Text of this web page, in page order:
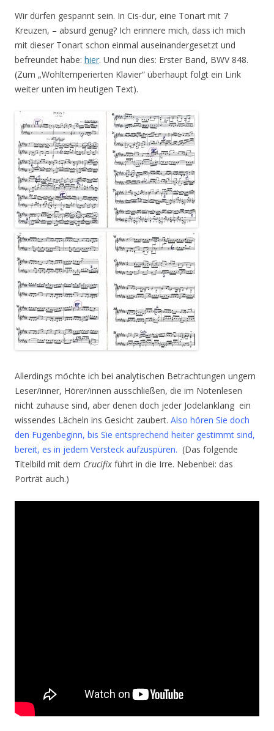
Wir dürfen gespannt sein. In Cis-dur, eine Tonart mit 7
Kreuzen, – absurd genug? Ich erinnere mich, dass ich mich
mit dieser Tonart schon einmal auseinandergesetzt und
befreundet habe: hier. Und nun dies: Erster Band, BWV 848.
(Zum „Wohltemperierten Klavier“ überhaupt folgt ein Link
weiter unten im heutigen Text).
Allerdings möchte ich bei analytischen Betrachtungen ungern
Leser/inner, Hörer/innen ausschließen, die im Notenlesen
nicht zuhause sind, aber denen doch jeder Jodelanklang ein
wissendes Lächeln ins Gesicht zaubert. Also hören Sie doch
den Fugenbeginn, bis Sie entsprechend heiter gestimmt sind,
bereit, es in jedem Versteck aufzuspüren. (Das folgende
Titelbild mit dem Crucifix führt in die Irre. Nebenbei: das
Porträt auch.)